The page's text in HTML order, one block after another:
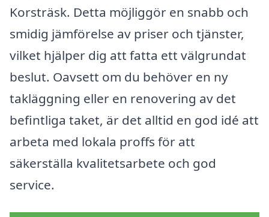
Korsträsk. Detta möjliggör en snabb och
smidig jämförelse av priser och tjänster,
vilket hjälper dig att fatta ett välgrundat
beslut. Oavsett om du behöver en ny
takläggning eller en renovering av det
befintliga taket, är det alltid en god idé att
arbeta med lokala proffs för att
säkerställa kvalitetsarbete och god
service.